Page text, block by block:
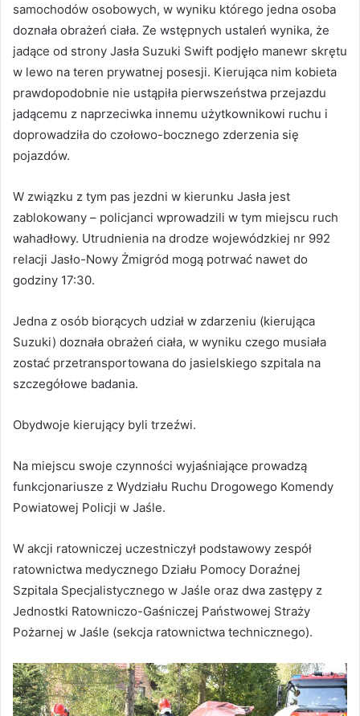
samochodów osobowych, w wyniku którego jedna osoba
doznała obrażeń ciała. Ze wstępnych ustaleń wynika, że
jadące od strony Jasła Suzuki Swift podjęło manewr skrętu
w lewo na teren prywatnej posesji. Kierująca nim kobieta
prawdopodobnie nie ustąpiła pierwszeństwa przejazdu
jadącemu z naprzeciwka innemu użytkownikowi ruchu i
doprowadziła do czołowo-bocznego zderzenia się
pojazdów.
W związku z tym pas jezdni w kierunku Jasła jest
zablokowany – policjanci wprowadzili w tym miejscu ruch
wahadłowy. Utrudnienia na drodze wojewódzkiej nr 992
relacji Jasło-Nowy Żmigród mogą potrwać nawet do
godziny 17:30.
Jedna z osób biorących udział w zdarzeniu (kierująca
Suzuki) doznała obrażeń ciała, w wyniku czego musiała
zostać przetransportowana do jasielskiego szpitala na
szczegółowe badania.
Obydwoje kierujący byli trzeźwi.
Na miejscu swoje czynności wyjaśniające prowadzą
funkcjonariusze z Wydziału Ruchu Drogowego Komendy
Powiatowej Policji w Jaśle.
W akcji ratowniczej uczestniczył podstawowy zespół
ratownictwa medycznego Działu Pomocy Doraźnej
Szpitala Specjalistycznego w Jaśle oraz dwa zastępy z
Jednostki Ratowniczo-Gaśniczej Państwowej Straży
Pożarnej w Jaśle (sekcja ratownictwa technicznego).